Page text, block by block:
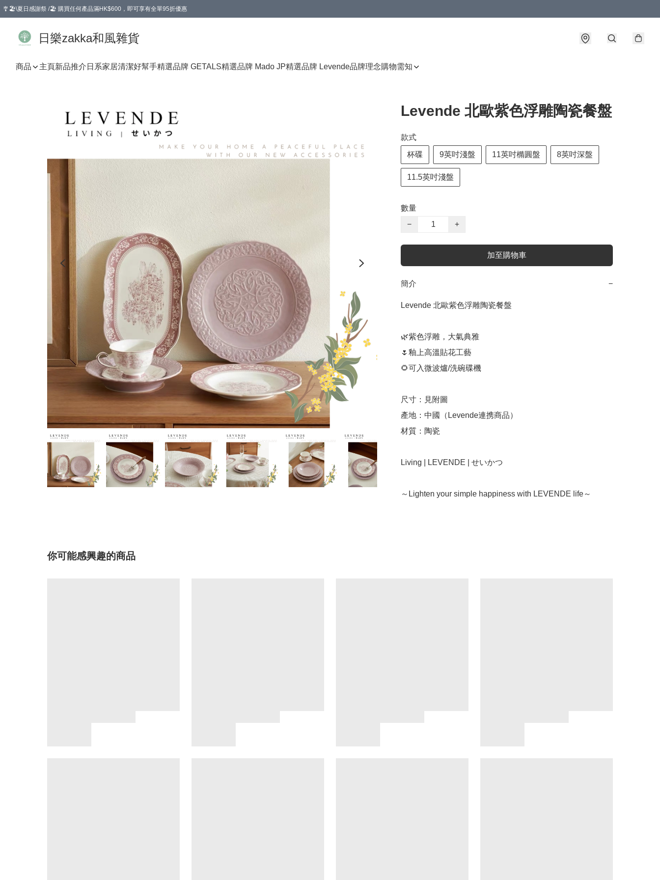
🎐🏖️\夏日感謝祭 /🏖️ 購買任何產品滿HK$600，即可享有全單95折優惠
日樂zakka和風雜貨
商品 主頁新品推介 日系家居清潔好幫手精選品牌 GETALS精選品牌 Mado JP精選品牌 Levende品牌理念購物需知
Levende 北歐紫色浮雕陶瓷餐盤
款式
杯碟 9英吋淺盤 11英吋橢圓盤 8英吋深盤
11.5英吋淺盤
數量
−
+
加至購物車
簡介 −
Levende 北歐紫色浮雕陶瓷餐盤
🌿紫色浮雕，大氣典雅
🌷釉上高溫貼花工藝
🌻可入微波爐/洗碗碟機
尺寸：見附圖
產地：中國（Levende連携商品）
材質：陶瓷
Living | LEVENDE | せいかつ
～Lighten your simple happiness with LEVENDE life～
你可能感興趣的商品